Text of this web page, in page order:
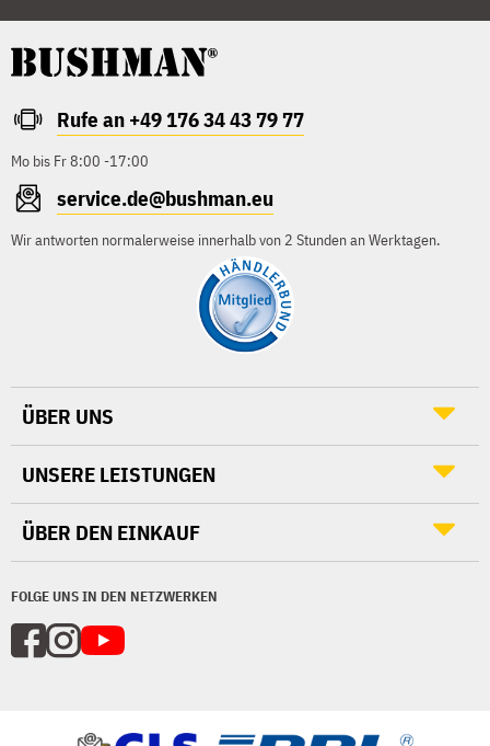
Rufe an +49 176 34 43 79 77
Mo bis Fr 8:00 -17:00
service.de@bushman.eu
Wir antworten normalerweise innerhalb von 2 Stunden an Werktagen.
FOLGE UNS IN DEN NETZWERKEN
ÜBER UNS
UNSERE LEISTUNGEN
ÜBER DEN EINKAUF